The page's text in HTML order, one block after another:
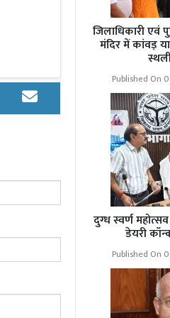
साढ़े
की गई
विधिक/
सब्याज
सिंह , संजय
जिलाधिकारी एवं
मंदिर में कांवड़
Published On
दुग्ध स्वर्ण
डेयरी
Published On